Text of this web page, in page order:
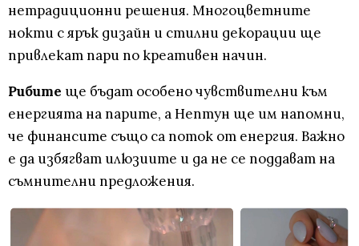
нетрадиционни решения. Многоцветните
нокти с ярък дизайн и стилни декорации ще
привлекат пари по креативен начин.
Рибите ще бъдат особено чувствителни към
енергията на парите, а Нептун ще им напомни,
че финансите също са поток от енергия. Важно
е да избягват илюзиите и да не се поддават на
съмнителни предложения.